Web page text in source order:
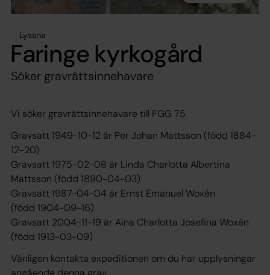
Lyssna
Faringe kyrkogård
Söker gravrättsinnehavare
Vi söker gravrättsinnehavare till FGG 75
Gravsatt 1949-10-12 är Per Johan Mattsson (född 1884-
12-20)
Gravsatt 1975-02-08 är Linda Charlotta Albertina
Mattsson (född 1890-04-03)
Gravsatt 1987-04-04 är Ernst Emanuel Woxén
(född 1904-09-16)
Gravsatt 2004-11-19 är Aina Charlotta Josefina Woxén
(född 1913-03-09)
Vänligen kontakta expeditionen om du har upplysningar